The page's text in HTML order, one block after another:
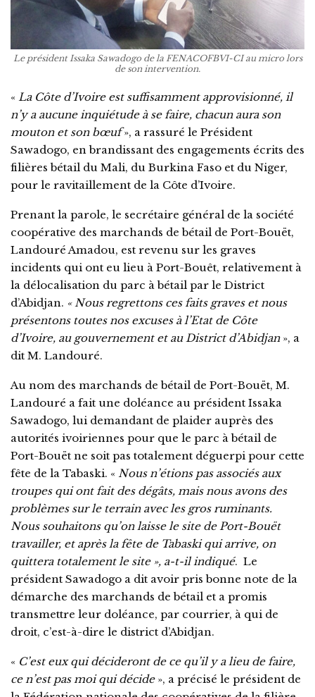
Le président Issaka Sawadogo de la FENACOFBVI-CI au micro lors
de son intervention.
« La Côte d’Ivoire est suffisamment approvisionné, il
n’y a aucune inquiétude à se faire, chacun aura son
mouton et son bœuf», a rassuré le Président
Sawadogo, en brandissant des engagements écrits des
filières bétail du Mali, du Burkina Faso et du Niger,
pour le ravitaillement de la Côte d’Ivoire.
Prenant la parole, le secrétaire général de la société
coopérative des marchands de bétail de Port-Bouët,
Landouré Amadou, est revenu sur les graves
incidents qui ont eu lieu à Port-Bouêt, relativement à
la délocalisation du parc à bétail par le District
d’Abidjan. « Nous regrettons ces faits graves et nous
présentons toutes nos excuses à l’Etat de Côte
d’Ivoire, au gouvernement et au District d’Abidjan», a
dit M. Landouré.
Au nom des marchands de bétail de Port-Bouët, M.
Landouré a fait une doléance au président Issaka
Sawadogo, lui demandant de plaider auprès des
autorités ivoiriennes pour que le parc à bétail de
Port-Bouët ne soit pas totalement déguerpi pour cette
fête de la Tabaski. « Nous n’étions pas associés aux
troupes qui ont fait des dégâts, mais nous avons des
problèmes sur le terrain avec les gros ruminants.
Nous souhaitons qu’on laisse le site de Port-Bouët
travailler, et après la fête de Tabaski qui arrive, on
quittera totalement le site », a-t-il indiqué. Le
président Sawadogo a dit avoir pris bonne note de la
démarche des marchands de bétail et a promis
transmettre leur doléance, par courrier, à qui de
droit, c’est-à-dire le district d’Abidjan.
« C’est eux qui décideront de ce qu’il y a lieu de faire,
ce n’est pas moi qui décide», a précisé le président de